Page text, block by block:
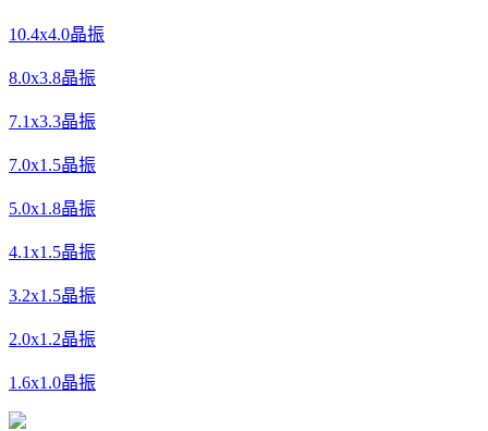
10.4x4.0晶振
8.0x3.8晶振
7.1x3.3晶振
7.0x1.5晶振
5.0x1.8晶振
4.1x1.5晶振
3.2x1.5晶振
2.0x1.2晶振
1.6x1.0晶振